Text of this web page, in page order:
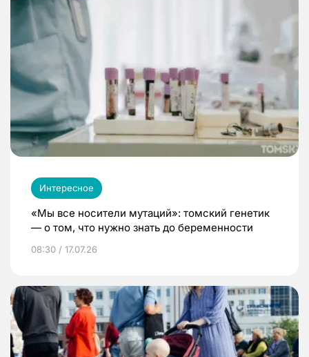
Интересное
«Мы все носители мутаций»: томский генетик
— о том, что нужно знать до беременности
08:30 / 17.07.26